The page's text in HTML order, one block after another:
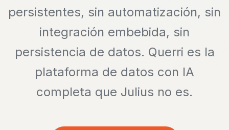
persistentes, sin automatización, sin
integración embebida, sin
persistencia de datos. Querri es la
plataforma de datos con IA
completa que Julius no es.